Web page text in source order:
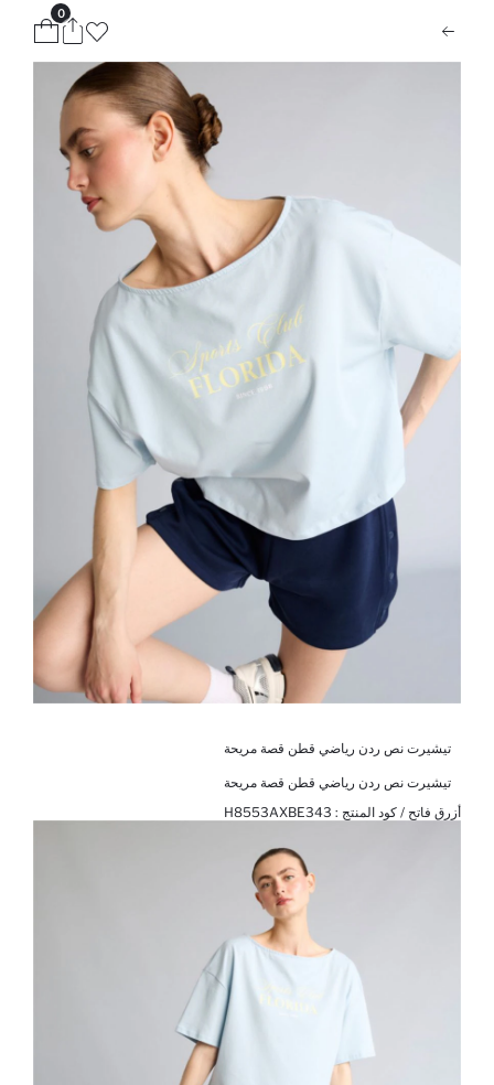
0
تيشيرت نص ردن رياضي قطن قصة مريحة
تيشيرت نص ردن رياضي قطن قصة مريحة
أزرق فاتح / كود المنتج : H8553AXBE343